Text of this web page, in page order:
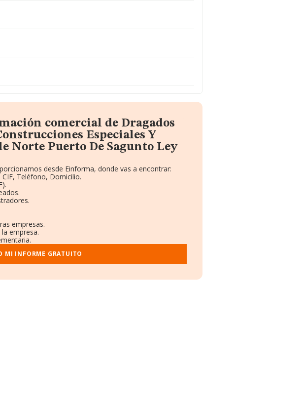
comercial de Dragados
Especiales Y
Norte Puerto De Sagunto Ley
desde Einforma, donde vas a encontrar:
Teléfono, Domicilio.
empresas.
empresa.
MI INFORME GRATUITO